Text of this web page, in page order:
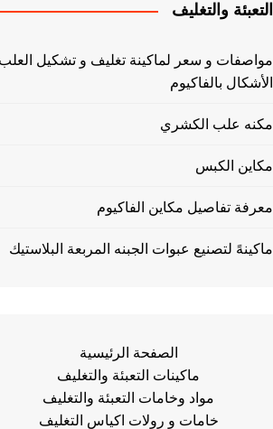
التعبئة والتغليف
مواصفات و سعر لماكينة تغليف و تشكيل
الأشكال بالفاكيوم
مكنه علب الكشري
مكاين الكبس
معرفة تفاصيل مكاين الفاكيوم
ماكينهً لتصنيع عبوات الجبنه المربعة البلاستيك
الصفحة الرئيسية
ماكينات التعبئة والتغليف
مواد وخامات التعبئة والتغليف
خامات و رولات اكياس التغليف